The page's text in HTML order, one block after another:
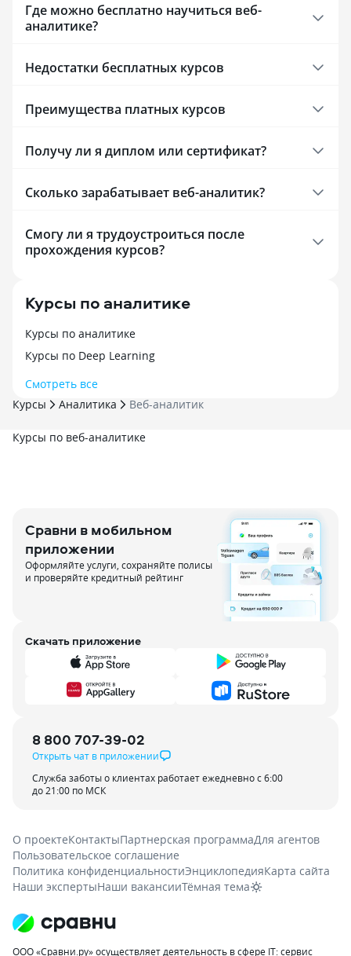
Курсы по веб-аналитике
Где можно бесплатно научиться веб-
аналитике?
Недостатки бесплатных курсов
Преимущества платных курсов
Получу ли я диплом или сертификат?
Сколько зарабатывает веб-аналитик?
Смогу ли я трудоустроиться после
прохождения курсов?
Курсы по аналитике
Курсы по аналитике
Курсы по Deep Learning
Смотреть все
Курсы
Аналитика Веб-аналитик
Сравни в мобильном
приложении
Оформляйте услуги, сохраняйте полисы
и проверяйте кредитный рейтинг
Скачать приложение
8 800 707-39-02
Открыть чат в приложении
Служба заботы о клиентах работает ежедневно с 6:00
до 21:00 по МСК
О проектеКонтактыПартнерская программаДля агентов
Пользовательское соглашение
Политика конфиденциальностиЭнциклопедияКарта сайта
Наши экспертыНаши вакансииТёмная тема
ООО «Сравни.ру» осуществляет деятельность в сфере IT: сервис